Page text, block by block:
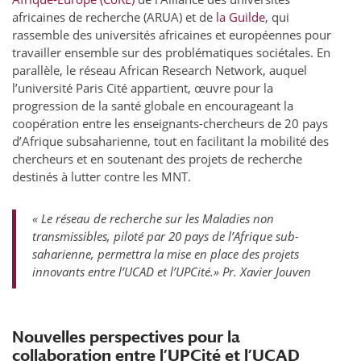
africaines de recherche (ARUA) et de la Guilde, qui
rassemble des universités africaines et européennes pour
travailler ensemble sur des problématiques sociétales. En
parallèle, le réseau African Research Network, auquel
l’université Paris Cité appartient, œuvre pour la
progression de la santé globale en encourageant la
coopération entre les enseignants-chercheurs de 20 pays
d’Afrique subsaharienne, tout en facilitant la mobilité des
chercheurs et en soutenant des projets de recherche
destinés à lutter contre les MNT.
« Le réseau de recherche sur les Maladies non
transmissibles, piloté par 20 pays de l’Afrique sub-
saharienne, permettra la mise en place des projets
innovants entre l’UCAD et l’UPCité.» Pr. Xavier Jouven
Nouvelles perspectives pour la
collaboration entre l’UPCité et l’UCAD